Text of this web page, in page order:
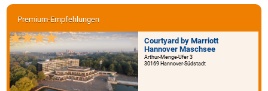
Premium-Empfehlungen
Courtyard by Marriott
Hannover Maschsee
Arthur-Menge-Ufer 3
30169 Hannover-Südstadt